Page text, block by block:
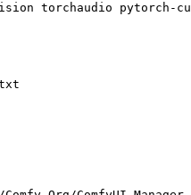
torchaudio pytorch-